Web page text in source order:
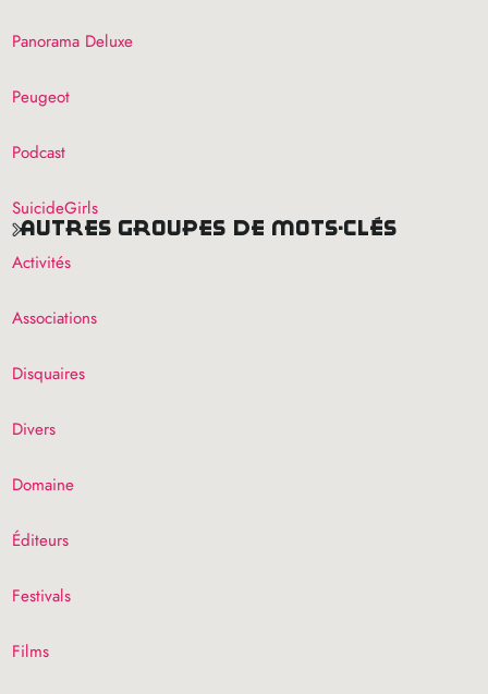
Panorama Deluxe
Peugeot
Podcast
SuicideGirls
autres groupes de mots-clés
Activités
Associations
Disquaires
Divers
Domaine
Éditeurs
Festivals
Films